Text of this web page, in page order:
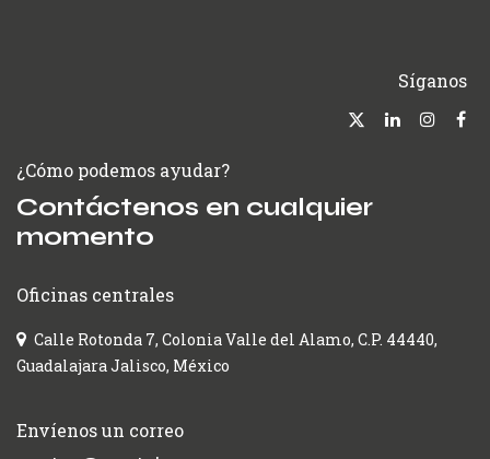
Síganos
¿Cómo podemos ayudar?
Contáctenos en cualquier
momento
Oficinas centrales
Calle Rotonda 7, Colonia Valle del Alamo, C.P. 44440,
Guadalajara Jalisco, México
Envíenos un correo